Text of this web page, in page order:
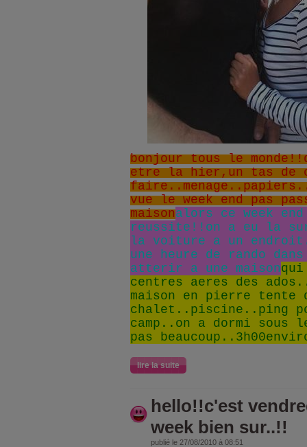
bonjour tous le
etre la hier,un tas de
vue le week end pas
maisonalors ce week
reussite!!on a eu la
la voiture a un
une heure de rando
atterir a une maison
centres aeres des
maison en pierre tente
chalet..piscine..ping
camp..on a dormi sous
pas
lire la suite
hello!!c'est
week bien sur..!!
publié le 27/08/2010 à 08:51